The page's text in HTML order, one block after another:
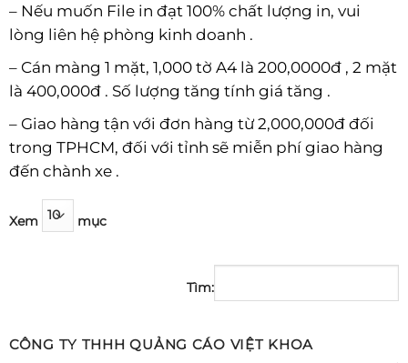
– Nếu muốn File in đạt 100% chất lượng in, vui
lòng liên hệ phòng kinh doanh .
– Cán màng 1 mặt, 1,000 tờ A4 là 200,0000đ , 2 mặt
là 400,000đ . Số lượng tăng tính giá tăng .
– Giao hàng tận với đơn hàng từ 2,000,000đ đối
trong TPHCM, đối với tỉnh sẽ miễn phí giao hàng
đến chành xe .
Xem mục
Tìm:
CÔNG TY THHH QUẢNG CÁO VIỆT KHOA